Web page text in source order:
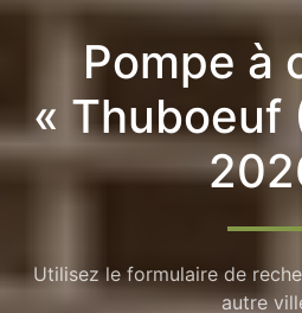
Pompe à
« Thuboeuf
Utilisez le formulaire de
autre